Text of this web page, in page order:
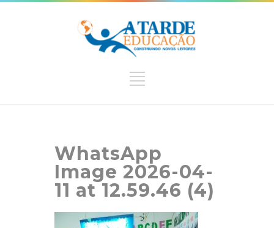
WhatsApp
Image 2026-04-
11 at 12.59.46 (4)